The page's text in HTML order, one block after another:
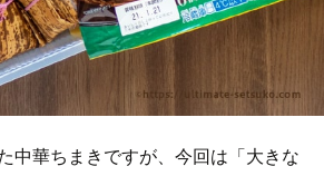
中華ちまきですが、今回は「大きな